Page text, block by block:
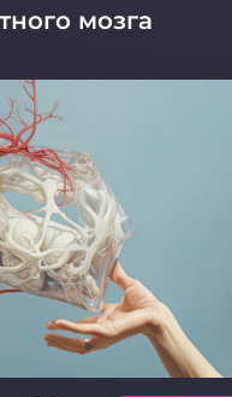
мозга